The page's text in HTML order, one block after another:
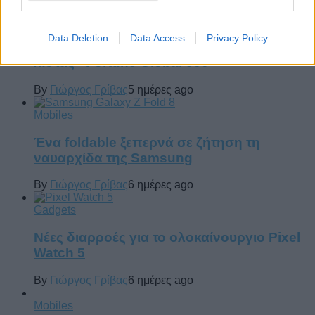
Data Deletion Data Access Privacy Policy
Η Lenovo ανεβαίνει στη θέση 153 της
λίστας «Fortune Global 500»
By Γιώργος Γρίβας5 ημέρες ago
Mobiles
Ένα foldable ξεπερνά σε ζήτηση τη
ναυαρχίδα της Samsung
By Γιώργος Γρίβας6 ημέρες ago
Gadgets
Νέες διαρροές για το ολοκαίνουργιο Pixel
Watch 5
By Γιώργος Γρίβας6 ημέρες ago
Mobiles